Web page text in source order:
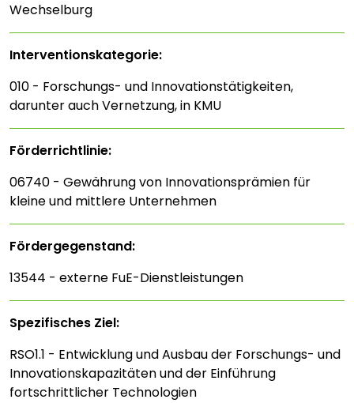
Wechselburg
Interventions­kategorie:
010 - Forschungs- und Innovationstätigkeiten,
darunter auch Vernetzung, in KMU
Förderrichtlinie:
06740 - Gewährung von Innovationsprämien für
kleine und mittlere Unternehmen
Fördergegenstand:
13544 - externe FuE-Dienstleistungen
Spezifisches Ziel:
RSO1.1 - Entwicklung und Ausbau der Forschungs- und
Innovationskapazitäten und der Einführung
fortschrittlicher Technologien